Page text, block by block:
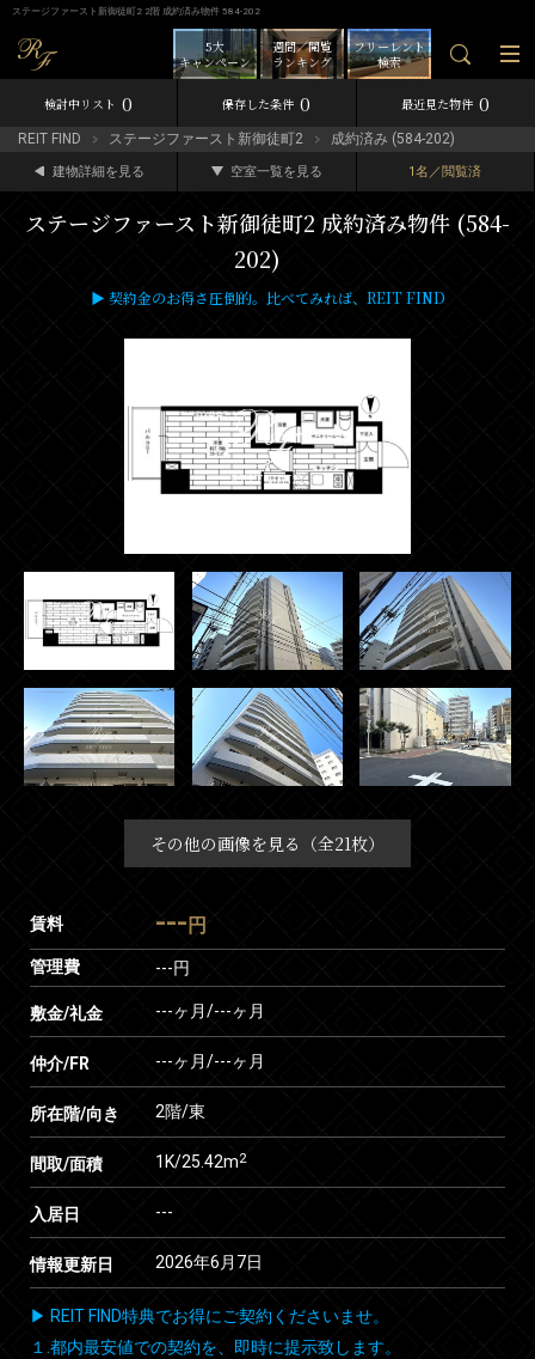
ステージファースト新御徒町2 2階 成約済み物件 584-202
フリーレント
検索
週間／閲覧
ランキング
5大
キャンペーン
検討中リスト 0 保存した条件 0 最近見た物件 0
REIT FIND ステージファースト新御徒町2 成約済み (584-202)
建物詳細を見る 空室一覧を見る 1名／閲覧済
ステージファースト新御徒町2 成約済み物件 (584-
202)
▶ 契約金のお得さ圧倒的。比べてみれば、REIT FIND
その他の画像を見る（全21枚）
賃料 --- 円
管理費 ---円
敷金/礼金 ---ヶ月/---ヶ月
仲介/FR ---ヶ月/---ヶ月
所在階/向き 2階/東
間取/面積 1K/25.42m2
入居日 ---
情報更新日 2026年6月7日
▶ REIT FIND特典でお得にご契約くださいませ。
１.都内最安値での契約を、即時に提示致します。